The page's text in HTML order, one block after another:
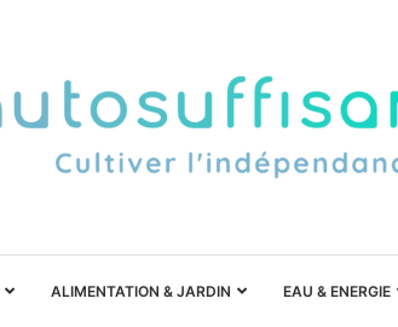
ALIMENTATION & JARDIN EAU & ENERGIE